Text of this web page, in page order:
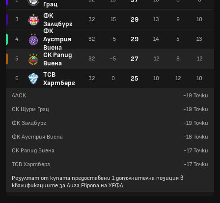
Грац
3
ФК
Залцбург
4
ФК
Аустрия
Виена
5
СК Рапид
Виена
6
ТСВ
Хартберг
32 15 29 13 9 10
32 -5 29 14 5 13
32 -5 27 12 8 12
32 0 25 10 12 10
ЛАСК -19 Точки
СК Щурм Грац
-19 Точки
ФК Залцбург
-19 Точки
ФК Аустрия Виена
-18 Точки
СК Рапид Виена
-17 Точки
ТСВ Хартберг
-17 Точки
Резултат от купата предоставени 1 допълнителна позиция в
квалификациите за Лига Европа на УЕФА